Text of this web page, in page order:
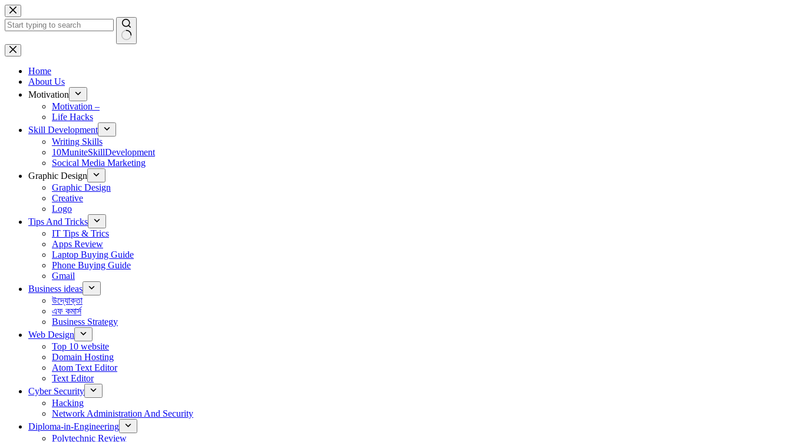
Skip
to
content
No
results
Home
About Us
Motivation
Motivation –
Life Hacks
Skill Development
Writing Skills
10MuniteSkillDevelopment
Socical Media Marketing
Graphic Design
Graphic Design
Creative
Logo
Tips And Tricks
IT Tips & Trics
Apps Review
Laptop Buying Guide
Phone Buying Guide
Gmail
Business ideas
উদ্যোক্তা
এফ কমার্স
Business Strategy
Web Design
Top 10 website
Domain Hosting
Atom Text Editor
Text Editor
Cyber Security
Hacking
Network Administration And Security
Diploma-in-Engineering
Polytechnic Review